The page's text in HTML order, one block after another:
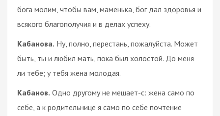
бога молим, чтобы вам, маменька, бог дал здоровья и
всякого благополучия и в делах успеху.
Кабанова. Ну, полно, перестань, пожалуйста. Может
быть, ты и любил мать, пока был холостой. До меня
ли тебе; у тебя жена молодая.
Кабанов. Одно другому не мешает-с: жена само по
себе, а к родительнице я само по себе почтение